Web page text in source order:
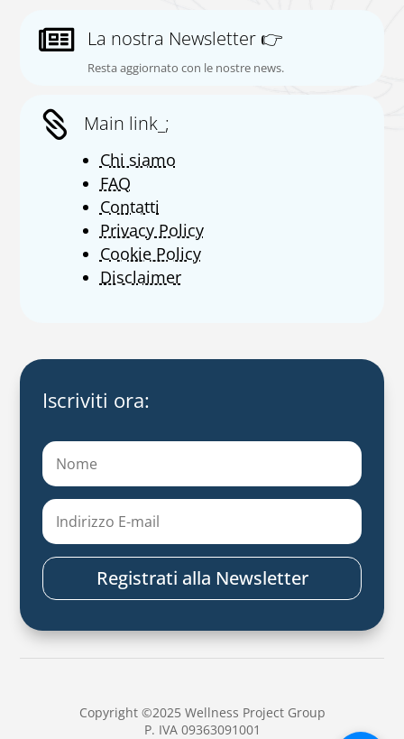
 La nostra Newsletter 👉
Resta aggiornato con le nostre news.
 Main link_;
Chi siamo
FAQ
Contatti
Privacy Policy
Cookie Policy
Disclaimer
Iscriviti ora:
Registrati alla Newsletter
Copyright ©2025 Wellness Project Group
P. IVA 09363091001